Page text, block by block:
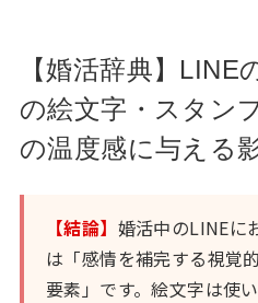
【婚活辞典】LINE
の絵文字・スタン
の温度感に与える
【結論】 婚活中のLINEに
は「感情を補完する視覚
要素」です。絵文字は使